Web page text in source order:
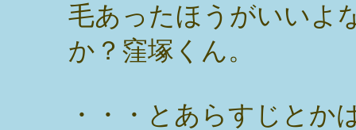
毛あったほうがいいよ
か？窪塚くん。
・・・とあらすじとか